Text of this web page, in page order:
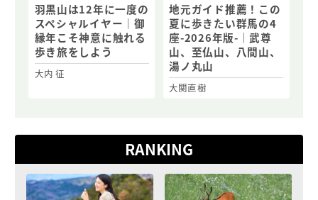
羽黒山は12年に一度の
スペシャルイヤー｜御
縁年こそ神意に触れる
歩き旅をしよう
大内 征
地元ガイド推薦！この
夏に歩きたい群馬の4
座-2026年版-｜武尊
山、至仏山、八間山、
湯ノ丸山
大関直樹
RANKING